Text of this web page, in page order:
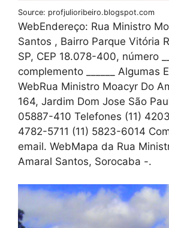
Source: profjulioribeiro.blogspot.com
WebEndereço: Rua Ministro
Santos , Bairro Parque Vitória
SP, CEP 18.078-400, número
complemento ______ Algumas
WebRua Ministro Moacyr Do
164, Jardim Dom Jose São
05887-410 Telefones (11)
4782-5711 (11) 5823-6014
email. WebMapa da Rua
Amaral Santos, Sorocaba -.